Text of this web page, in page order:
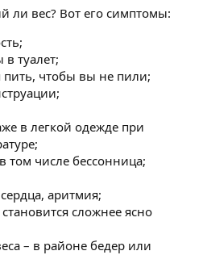
ли вес? Вот его симптомы:
туалет;
пить, чтобы вы не пили;
в легкой одежде при
том числе бессонница;
аритмия;
сложнее ясно
– в районе бедер или